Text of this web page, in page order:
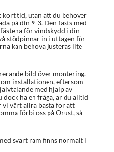
kort tid, utan att du behöver
på din 9-3. Den fästs med
för vindskydd i din
stödpinnar in i uttagen för
kan behöva justeras lite
bild över montering.
installationen, eftersom
med hjälp av
ha en fråga, är du alltid
vi vårt allra bästa för att
förbi oss på Orust, så
svart ram finns normalt i